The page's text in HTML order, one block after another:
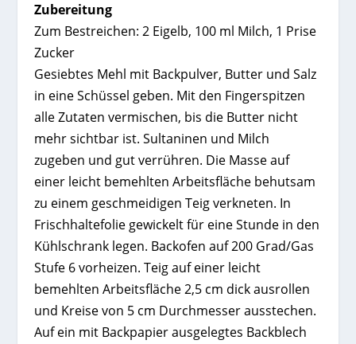
Zubereitung
Zum Bestreichen: 2 Eigelb, 100 ml Milch, 1 Prise
Zucker
Gesiebtes Mehl mit Backpulver, Butter und Salz
in eine Schüssel geben. Mit den Fingerspitzen
alle Zutaten vermischen, bis die Butter nicht
mehr sichtbar ist. Sultaninen und Milch
zugeben und gut verrühren. Die Masse auf
einer leicht bemehlten Arbeitsfläche behutsam
zu einem geschmeidigen Teig verkneten. In
Frischhaltefolie gewickelt für eine Stunde in den
Kühlschrank legen. Backofen auf 200 Grad/Gas
Stufe 6 vorheizen. Teig auf einer leicht
bemehlten Arbeitsfläche 2,5 cm dick ausrollen
und Kreise von 5 cm Durchmesser ausstechen.
Auf ein mit Backpapier ausgelegtes Backblech